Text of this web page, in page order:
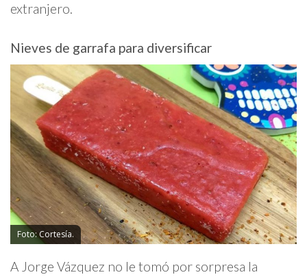
extranjero.
Nieves de garrafa para diversificar
Foto: Cortesía.
A Jorge Vázquez no le tomó por sorpresa la